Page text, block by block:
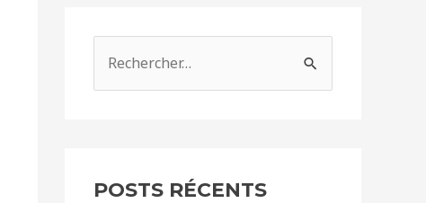
rPOSTS RÉCENTS